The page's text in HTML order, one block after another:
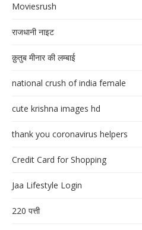
Moviesrush
राजधानी नाइट
क़ुतुब मीनार की लम्बाई
national crush of india female
cute krishna images hd
thank you coronavirus helpers
Credit Card for Shopping
Jaa Lifestyle Login
220 पत्ती